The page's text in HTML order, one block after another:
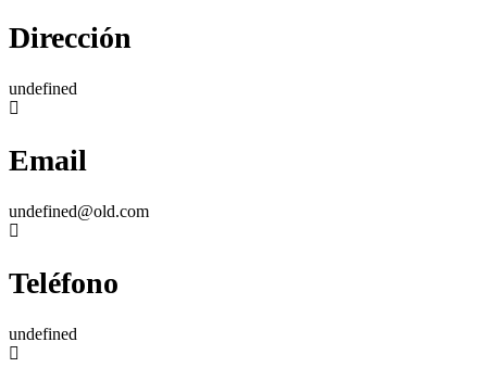
Dirección
undefined
Email
undefined@old.com
Teléfono
undefined